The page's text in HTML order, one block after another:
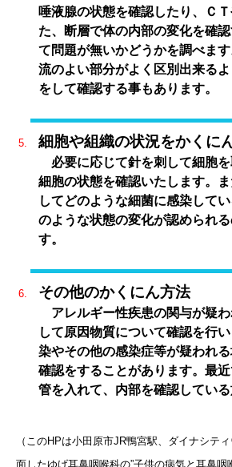
唾液腺の状態を確認したり、Ｃ
た、断層で体の内部の変化を確
て問題が無いかどうかを調べま
流のよい部分がよく区別出来る
をして確認する事もあります。
細胞や組織の状況をかくに
必要に応じて針を刺して細胞
細胞の状態を確認いたします。
してどのような細菌に感染して
のような状態の変化が認められ
す。
その他のかくにん方法
アレルギー性疾患の関与が疑
して原因物質について確認を行
染やその他の感染症等が疑われ
確認をすることがあります。最
管を入れて、内部を確認している
（このHPは小田原市JR鴨宮駅、ダイナシテ
面したゆげ耳鼻咽喉科の”子供の病気と耳鼻咽